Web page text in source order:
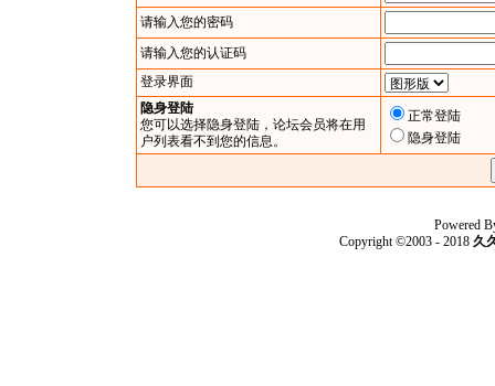
请输入您的密码
请输入您的认证码
登录界面
隐身登陆
您可以选择隐身登陆，论坛会员将在用
户列表看不到您的信息。
正常登陆
隐身登陆
Powered
Copyright ©2003 - 2018 久